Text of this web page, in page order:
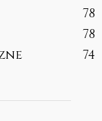
78
78
74